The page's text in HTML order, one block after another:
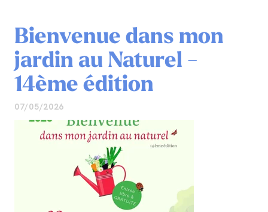
Bienvenue dans mon
jardin au Naturel -
14ème édition
07/05/2026